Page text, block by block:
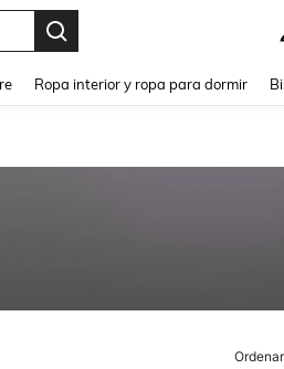
Ropa interior y ropa para dormir